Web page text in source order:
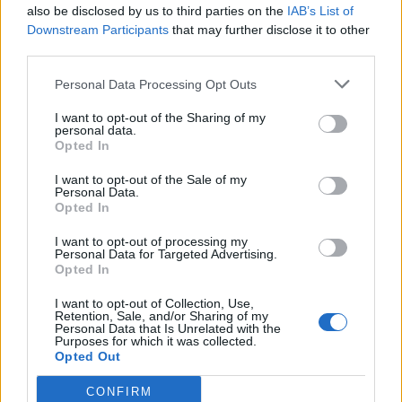
also be disclosed by us to third parties on the IAB’s List of
Downstream Participants that may further disclose it to other
Personal Data Processing Opt Outs
I want to opt-out of the Sharing of my
personal data.
Opted In
I want to opt-out of the Sale of my
Personal Data.
Opted In
I want to opt-out of processing my
Personal Data for Targeted Advertising.
Opted In
I want to opt-out of Collection, Use,
Retention, Sale, and/or Sharing of my
Personal Data that Is Unrelated with the
Purposes for which it was collected.
Opted Out
CONFIRM
регистрација на границите има два аспекти,
едниот е самиот процес, а другиот, застарената
© Vecer.mk, правата за текстот се на редакцијата
Огнот голта домови, луѓето се
евакуираат, а два хеликоптера се
НАЈЧИТАНИ ВО ПОСЛЕДНИ 7 ДЕНА